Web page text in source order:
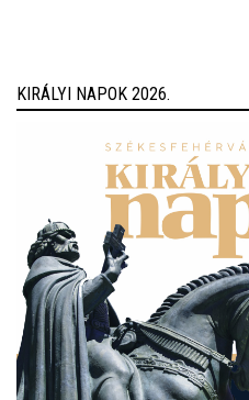
KIRÁLYI NAPOK 2026.